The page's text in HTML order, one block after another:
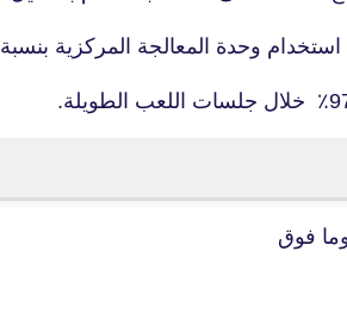
وحدة المعالجة المركزية بنسبة 87٪
خلال جلسات اللعب الطويلة.